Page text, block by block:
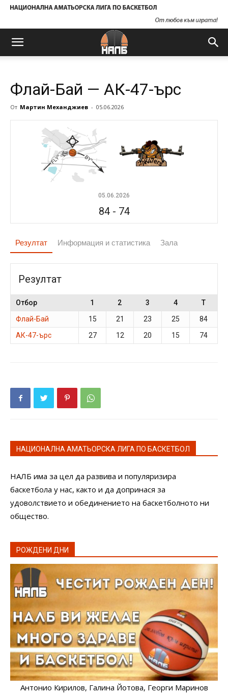
Флай-Бай — АК-47-ърс
От Мартин Механджиев - 05.06.2026
05.06.2026
84- 74
Резултат Информация и статистика Зала
Резултат
Отбор 1 2 3 4
T
Флай-Бай
15 21 23 25
84
АК-47-ърс
27 12 20 15 74
НАЦИОНАЛНА АМАТЬОРСКА ЛИГА ПО БАСКЕТБОЛ
НАЛБ има за цел да развива и популяризира
баскетбола у нас, както и да допринася за
удоволствието и обединението на баскетболното ни
общество.
РОЖДЕНИ ДНИ
Антонио Кирилов, Галина Йотова, Георги Маринов